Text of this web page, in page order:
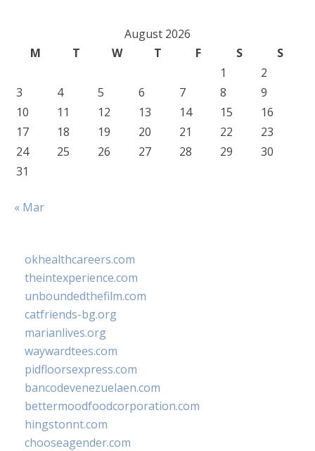
August 2026
M
T W T F S
S
1
2
3
4 5 6 7 8
9
10
11 12 13 14 15
16
17
18 19 20 21 22
23
24
25 26 27 28 29
30
31
« Mar
okhealthcareers.com
theintexperience.com
unboundedthefilm.com
catfriends-bg.org
marianlives.org
waywardtees.com
pidfloorsexpress.com
bancodevenezuelaen.com
bettermoodfoodcorporation.com
hingstonnt.com
chooseagender.com